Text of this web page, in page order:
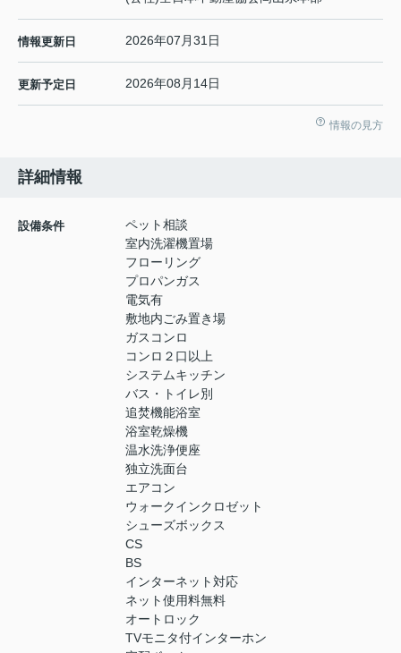
情報更新日 2026年07月31日
更新予定日 2026年08月14日
情報の見方
詳細情報
設備条件
ペット相談
室内洗濯機置場
フローリング
プロパンガス
電気有
敷地内ごみ置き場
ガスコンロ
コンロ２口以上
システムキッチン
バス・トイレ別
追焚機能浴室
浴室乾燥機
温水洗浄便座
独立洗面台
エアコン
ウォークインクロゼット
シューズボックス
CS
BS
インターネット対応
ネット使用料無料
オートロック
TVモニタ付インターホン